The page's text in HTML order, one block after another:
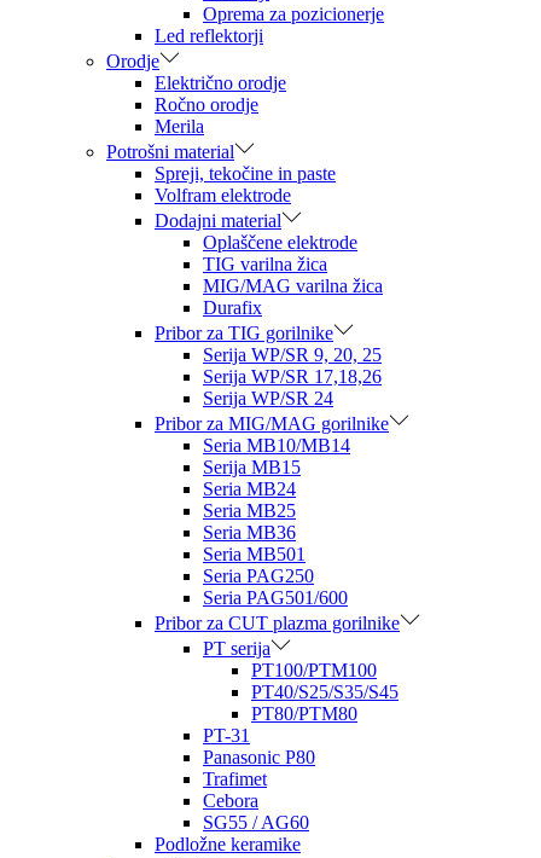
Oprema za pozicionerje
Led reflektorji
Orodje
Električno orodje
Ročno orodje
Merila
Potrošni material
Spreji, tekočine in paste
Volfram elektrode
Dodajni material
Oplaščene elektrode
TIG varilna žica
MIG/MAG varilna žica
Durafix
Pribor za TIG gorilnike
Serija WP/SR 9, 20, 25
Serija WP/SR 17,18,26
Serija WP/SR 24
Pribor za MIG/MAG gorilnike
Seria MB10/MB14
Serija MB15
Seria MB24
Seria MB25
Seria MB36
Seria MB501
Seria PAG250
Seria PAG501/600
Pribor za CUT plazma gorilnike
PT serija
PT100/PTM100
PT40/S25/S35/S45
PT80/PTM80
PT-31
Panasonic P80
Trafimet
Cebora
SG55 / AG60
Podložne keramike